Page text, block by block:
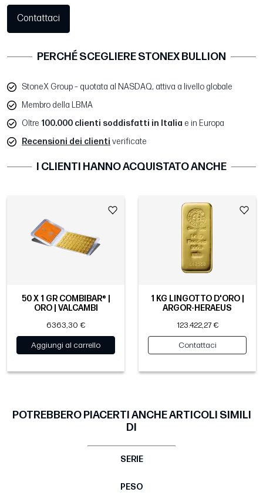
Contattaci
PERCHÉ SCEGLIERE STONEX BULLION
StoneX Group – quotata al NASDAQ, attiva a livello globale
Membro della LBMA
Oltre 100.000 clienti soddisfatti in Italia e in Europa
Recensioni dei clienti verificate
I CLIENTI HANNO ACQUISTATO ANCHE
50 X 1 GR COMBIBAR® |
ORO | VALCAMBI
6363,30 €
Aggiungi al carrello
1 KG LINGOTTO D'ORO |
ARGOR-HERAEUS
123.422,27 €
Contattaci
POTREBBERO PIACERTI ANCHE ARTICOLI SIMILI
DI
SERIE
PESO